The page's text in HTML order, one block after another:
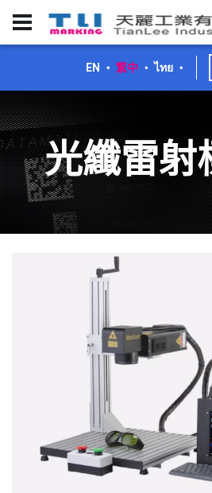
EN ・ 繁中 ・ ไทย ・
光纖雷射